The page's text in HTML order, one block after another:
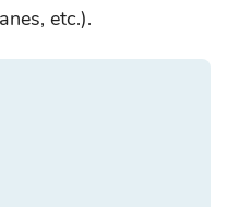
etc.).